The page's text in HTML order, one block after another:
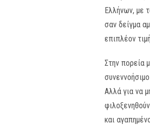
Ελλήνων, με
σαν δείγμα
επιπλέον
Στην πορεία
Αλλά για να
και